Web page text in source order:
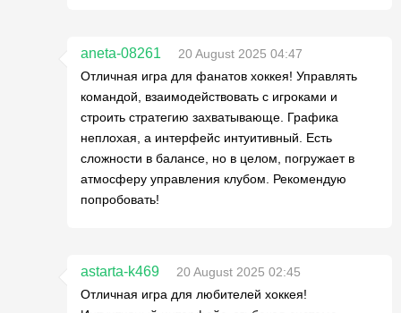
aneta-08261
20 August 2025 04:47
Отличная игра для фанатов хоккея! Управлять
командой, взаимодействовать с игроками и
строить стратегию захватывающе. Графика
неплохая, а интерфейс интуитивный. Есть
сложности в балансе, но в целом, погружает в
атмосферу управления клубом. Рекомендую
попробовать!
astarta-k469
20 August 2025 02:45
Отличная игра для любителей хоккея!